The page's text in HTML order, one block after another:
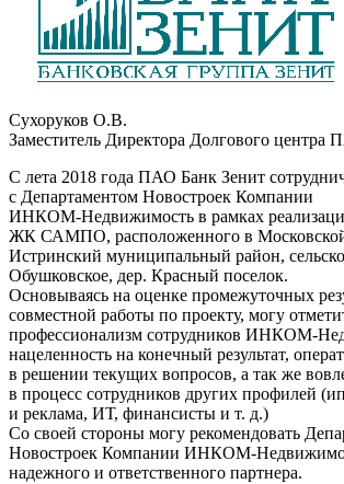
Сухоруков О.В.
Заместитель Директора Долгового
С лета 2018 года ПАО Банк Зенит
с Департаментом Новостроек Компании
ИНКОМ-Недвижимость в рамках
ЖК САМПО, расположенного в Московской
Истринский муниципальный район,
Обушковское, дер. Красный поселок.
Основываясь на оценке промежуточных
совместной работы по проекту, могу
профессионализм сотрудников ИНКОМ-
нацеленность на конечный результат,
в решении текущих вопросов, а так же
в процесс сотрудников других профилей
и реклама, ИТ, финансисты и т. д.)
Со своей стороны могу рекомендовать
Новостроек Компании ИНКОМ-
надежного и ответственного партнера.